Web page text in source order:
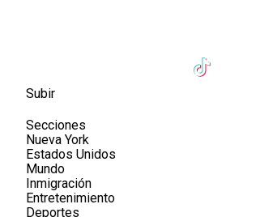
Subir
Secciones
Nueva York
Estados Unidos
Mundo
Inmigración
Entretenimiento
Deportes